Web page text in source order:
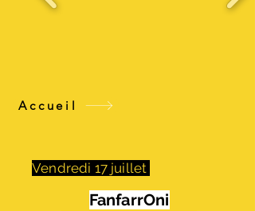
Accueil
Vendredi 17 juillet
FanfarrOni